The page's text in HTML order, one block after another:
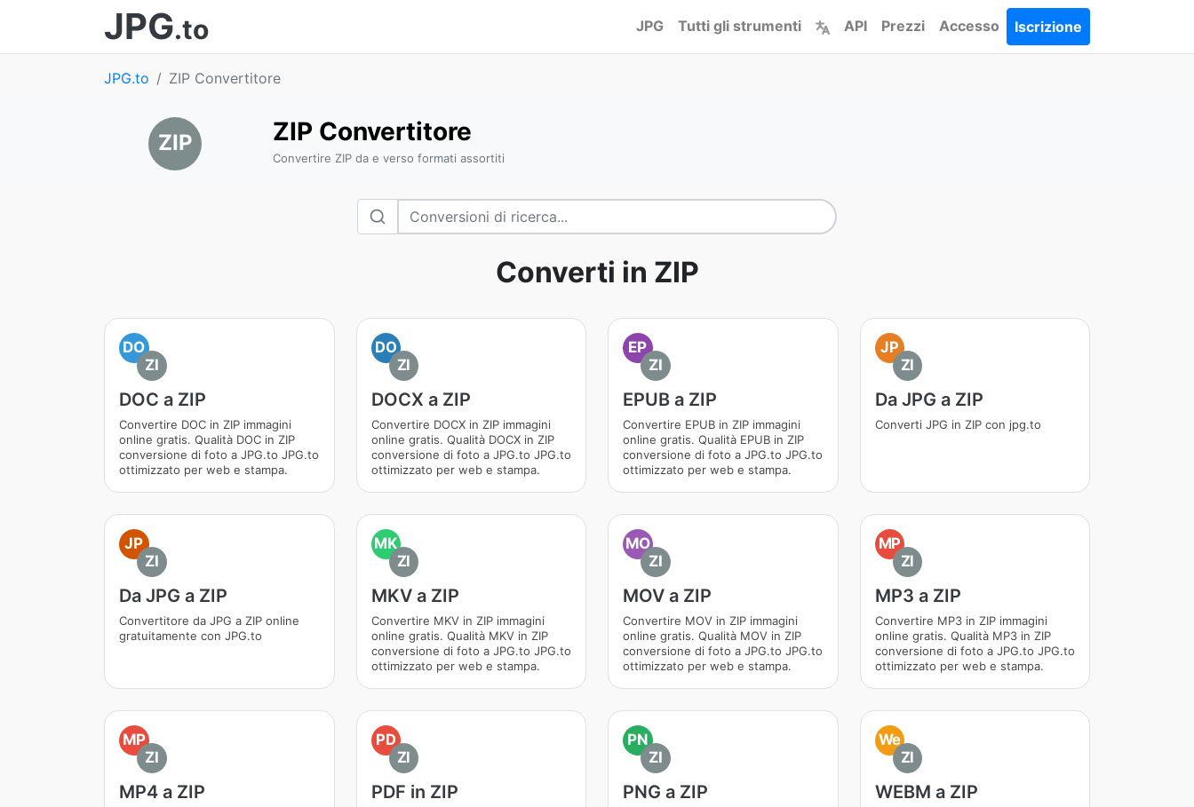
JPG.to JPG Tutti gli strumenti API Prezzi Accesso Iscrizione
JPG.to ZIP Convertitore
ZIP ZIP Convertitore
Convertire ZIP da e verso formati assortiti
Converti in ZIP
DO
ZI
DOC a ZIP
Convertire DOC in ZIP immagini
online gratis. Qualità DOC in ZIP
conversione di foto a JPG.to JPG.to
ottimizzato per web e stampa.
DO
ZI
DOCX a ZIP
Convertire DOCX in ZIP immagini
online gratis. Qualità DOCX in ZIP
conversione di foto a JPG.to JPG.to
ottimizzato per web e stampa.
EP
ZI
EPUB a ZIP
Convertire EPUB in ZIP immagini
online gratis. Qualità EPUB in ZIP
conversione di foto a JPG.to JPG.to
ottimizzato per web e stampa.
JP
ZI
Da JPG a ZIP
Converti JPG in ZIP con jpg.to
JP
ZI
Da JPG a ZIP
Convertitore da JPG a ZIP online
gratuitamente con JPG.to
MK
ZI
MKV a ZIP
Convertire MKV in ZIP immagini
online gratis. Qualità MKV in ZIP
conversione di foto a JPG.to JPG.to
ottimizzato per web e stampa.
MO
ZI
MOV a ZIP
Convertire MOV in ZIP immagini
online gratis. Qualità MOV in ZIP
conversione di foto a JPG.to JPG.to
ottimizzato per web e stampa.
MP
ZI
MP3 a ZIP
Convertire MP3 in ZIP immagini
online gratis. Qualità MP3 in ZIP
conversione di foto a JPG.to JPG.to
ottimizzato per web e stampa.
MP
ZI
MP4 a ZIP
PD
ZI
PDF in ZIP
PN
ZI
PNG a ZIP
We
ZI
WEBM a ZIP